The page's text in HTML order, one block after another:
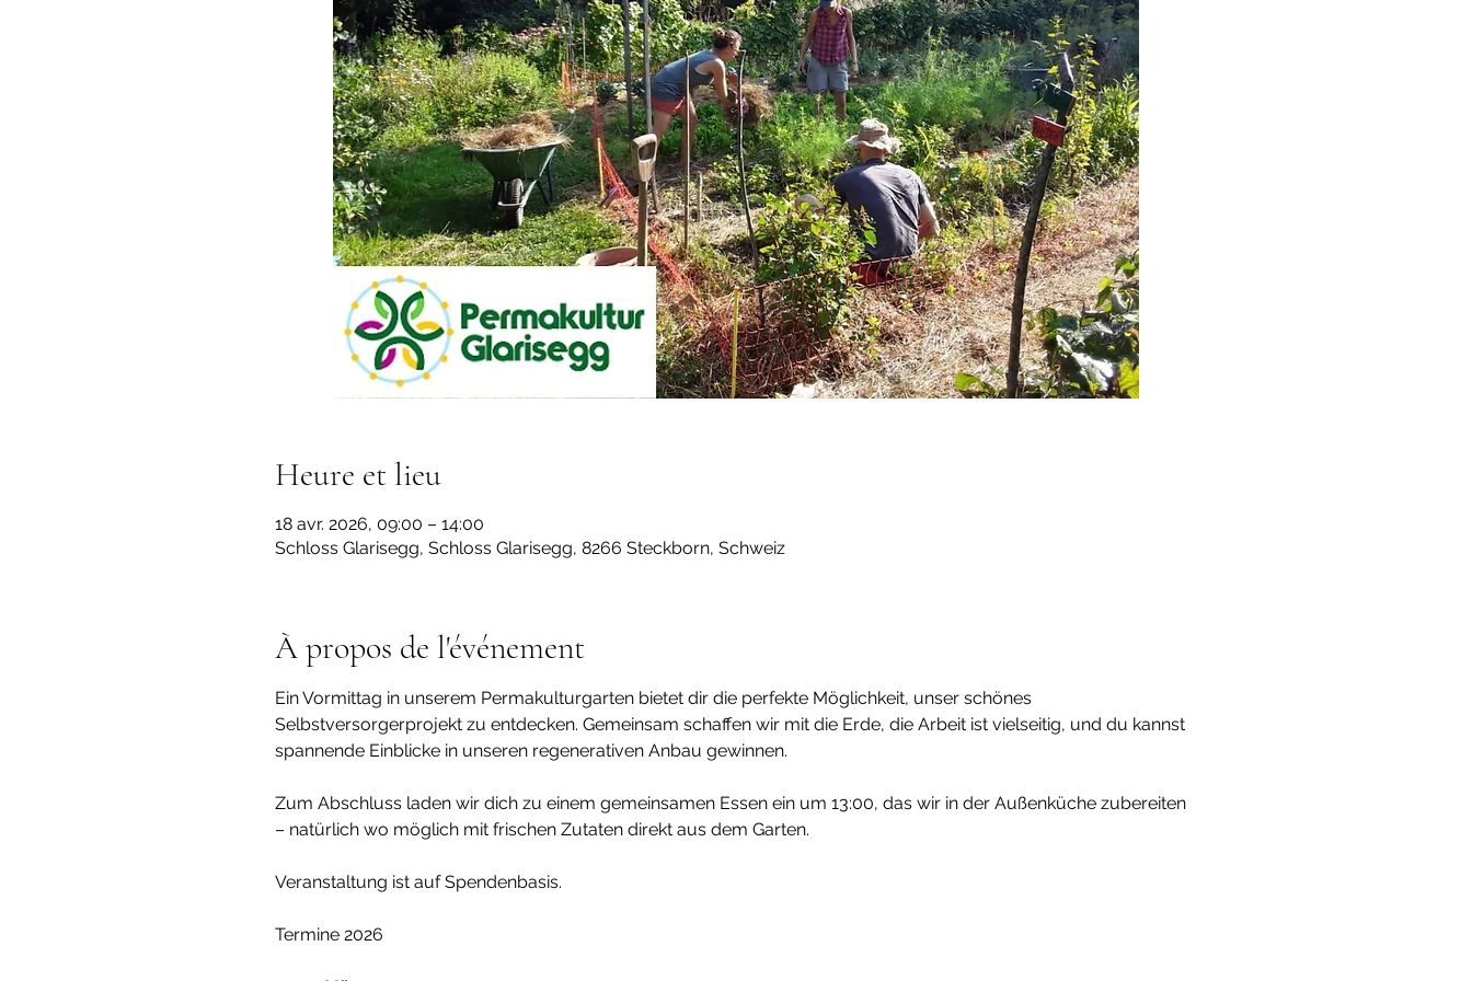
Heure et lieu
18 avr. 2026, 09:00 – 14:00
Schloss Glarisegg, Schloss Glarisegg, 8266 Steckborn, Schweiz
À propos de l'événement
Ein Vormittag in unserem Permakulturgarten bietet dir die perfekte Möglichkeit, unser schönes
Selbstversorgerprojekt zu entdecken. Gemeinsam schaffen wir mit die Erde, die Arbeit ist vielseitig, und du kannst
spannende Einblicke in unseren regenerativen Anbau gewinnen.
Zum Abschluss laden wir dich zu einem gemeinsamen Essen ein um 13:00, das wir in der Außenküche zubereiten
– natürlich wo möglich mit frischen Zutaten direkt aus dem Garten.
Veranstaltung ist auf Spendenbasis.
Termine 2026